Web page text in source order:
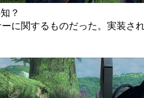
？
に関するものだった。実装さ